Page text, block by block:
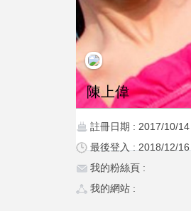
陳上偉
註冊日期 : 2017/10/14
最後登入 : 2018/12/
我的粉絲頁 :
我的網站 :